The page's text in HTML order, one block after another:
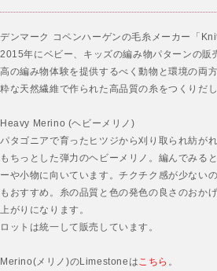
デンマーク コペンハーゲンの毛糸メーカー「
2015年にベビー、キッズの編み物パターンの販
高の編み物体験を提供するべく動物と環境の両
粋な天然繊維で作られた高品質の糸をつくりだ
Heavy Merino (ヘビーメリノ)
パタゴニアで育ったヒツジから刈り取られ紡がれ
もちっとした弾力のヘビーメリノ。編んでみる
ーや小物に向いています。チクチク感が少ない
もおすすめ。糸の品質と色の発色の良さのおか
上がりになります。
ロットは統一して販売しています。
Merino(メリノ)のLimestoneはこちら 。